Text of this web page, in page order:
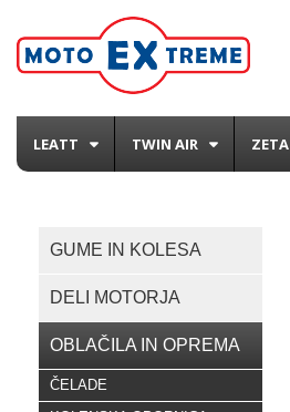
LEATT TWIN AIR ZETA
GUME IN KOLESA
DELI MOTORJA
OBLAČILA IN OPREMA
ČELADE